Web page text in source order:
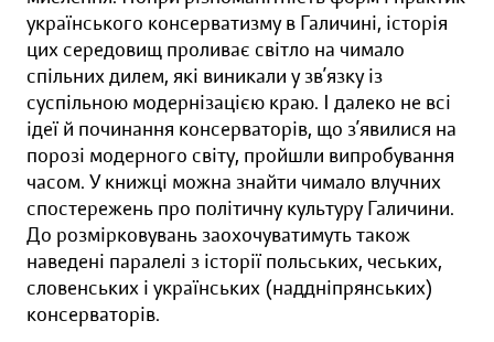
українського консерватизму в Галичині, історія
цих середовищ проливає світло на чимало
спільних дилем, які виникали у зв’язку із
суспільною модернізацією краю. І далеко не всі
ідеї й починання консерваторів, що з’явилися на
порозі модерного світу, пройшли випробування
часом. У книжці можна знайти чимало влучних
спостережень про політичну культуру Галичини.
До розмірковувань заохочуватимуть також
наведені паралелі з історії польських, чеських,
словенських і українських (наддніпрянських)
консерваторів.